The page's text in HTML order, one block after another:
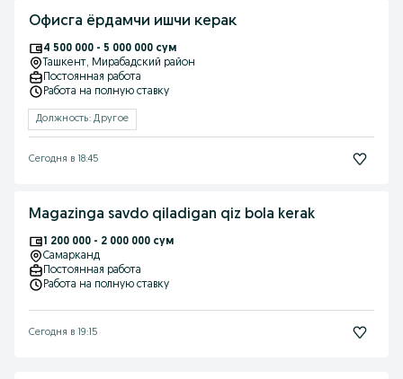
Офисга ёрдамчи ишчи керак
4 500 000 - 5 000 000 сум
Ташкент, Мирабадский район
Постоянная работа
Работа на полную ставку
Должность: Другое
Сегодня в 18:45
Magazinga savdo qiladigan qiz bola kerak
1 200 000 - 2 000 000 сум
Самарканд
Постоянная работа
Работа на полную ставку
Сегодня в 19:15